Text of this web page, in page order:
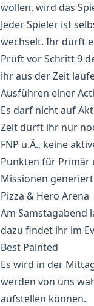
wollen, wird das
Jeder Spieler ist
wechselt. Ihr dürft
Prüft vor Schritt 9
ihr aus der Zeit
Ausführen einer
Es darf nicht auf
Zeit dürft ihr nur
FNP u.Ä., keine
Punkten für Primär
Missionen
Pizza & Hero Arena
Am Samstagabend
dazu findet ihr im
Best Painted
Es wird in der
werden von uns
aufstellen können.